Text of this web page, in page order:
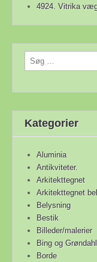
4924. Vitrika
efter:
Kategorier
Aluminia
Antikviteter.
Arkitekttegnet
Arkitekttegnet
Belysning
Bestik
Billeder/malerier
Bing og Grøndahl
Borde